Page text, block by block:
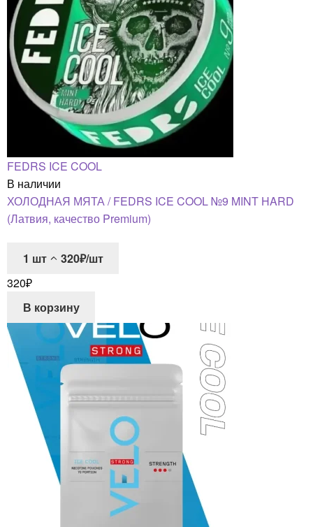
FEDRS ICE COOL
В наличии
ХОЛОДНАЯ МЯТА / FEDRS ICE COOL №9 MINT HARD
(Латвия, качество Premium)
1 шт
320₽/шт
320₽
В корзину